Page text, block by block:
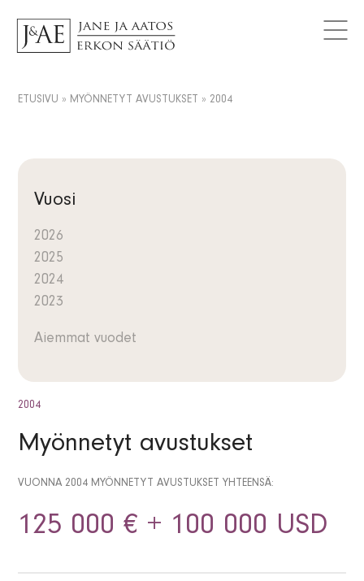
Logot
Yhteystiedot
Tutki avustuksia
AJANKOHTAISTA
Uutiset
Tilaa uutiskirje
FI
ETUSIVU » MYÖNNETYT AVUSTUKSET » 2004
Vuosi
2026
2025
2024
2023
Aiemmat vuodet
2004
Myönnetyt avustukset
VUONNA 2004 MYÖNNETYT AVUSTUKSET YHTEENSÄ:
125 000 € + 100 000 USD